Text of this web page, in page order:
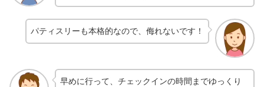
パティスリーも本格的なので、侮れないです！
早めに行って、チェックインの時間までゆっくり